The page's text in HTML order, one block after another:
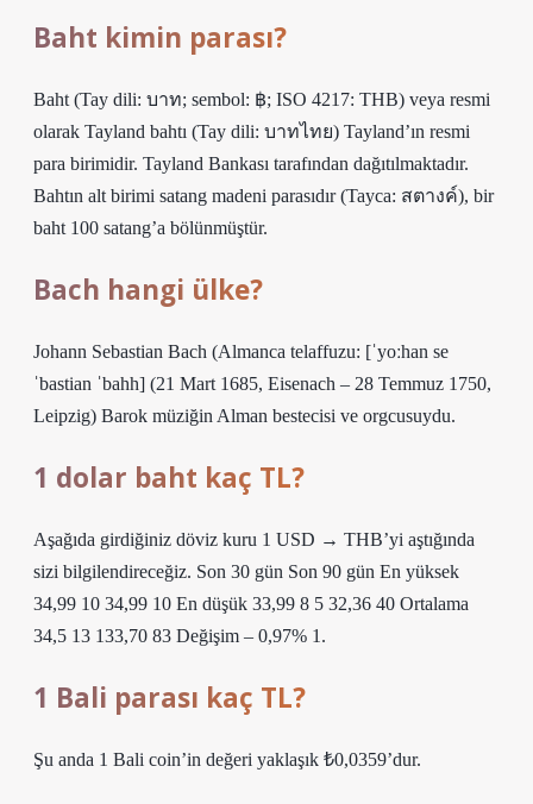
Baht kimin parası?
Baht (Tay dili: บาท; sembol: ฿; ISO 4217: THB) veya resmi
olarak Tayland bahtı (Tay dili: บาทไทย) Tayland’ın resmi
para birimidir. Tayland Bankası tarafından dağıtılmaktadır.
Bahtın alt birimi satang madeni parasıdır (Tayca: สตางค์), bir
baht 100 satang’a bölünmüştür.
Bach hangi ülke?
Johann Sebastian Bach (Almanca telaffuzu: [ˈyoːhan se
ˈbastian ˈbahh] (21 Mart 1685, Eisenach – 28 Temmuz 1750,
Leipzig) Barok müziğin Alman bestecisi ve orgcusuydu.
1 dolar baht kaç TL?
Aşağıda girdiğiniz döviz kuru 1 USD → THB’yi aştığında
sizi bilgilendireceğiz. Son 30 gün Son 90 gün En yüksek
34,99 10 34,99 10 En düşük 33,99 8 5 32,36 40 Ortalama
34,5 13 133,70 83 Değişim – 0,97% 1.
1 Bali parası kaç TL?
Şu anda 1 Bali coin’in değeri yaklaşık ₺0,0359’dur.